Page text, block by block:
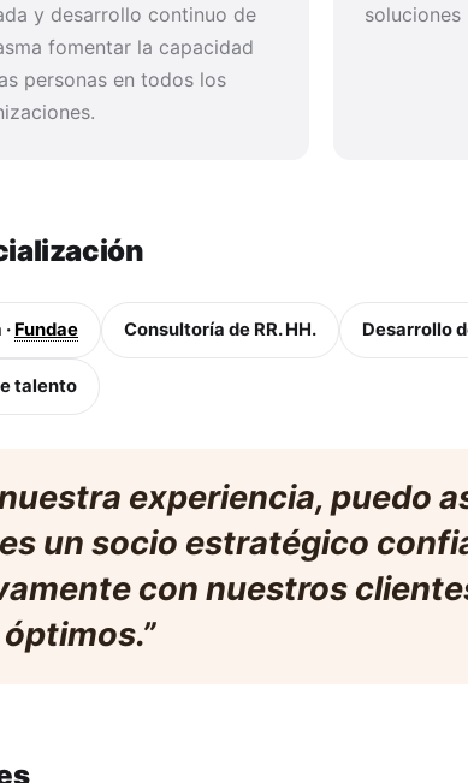
y desarrollo continuo de
fomentar la capacidad
personas en todos los
Fundae Consultoría de RR. HH. Desarrollo
talento
experiencia, puedo
un socio estratégico
con nuestros